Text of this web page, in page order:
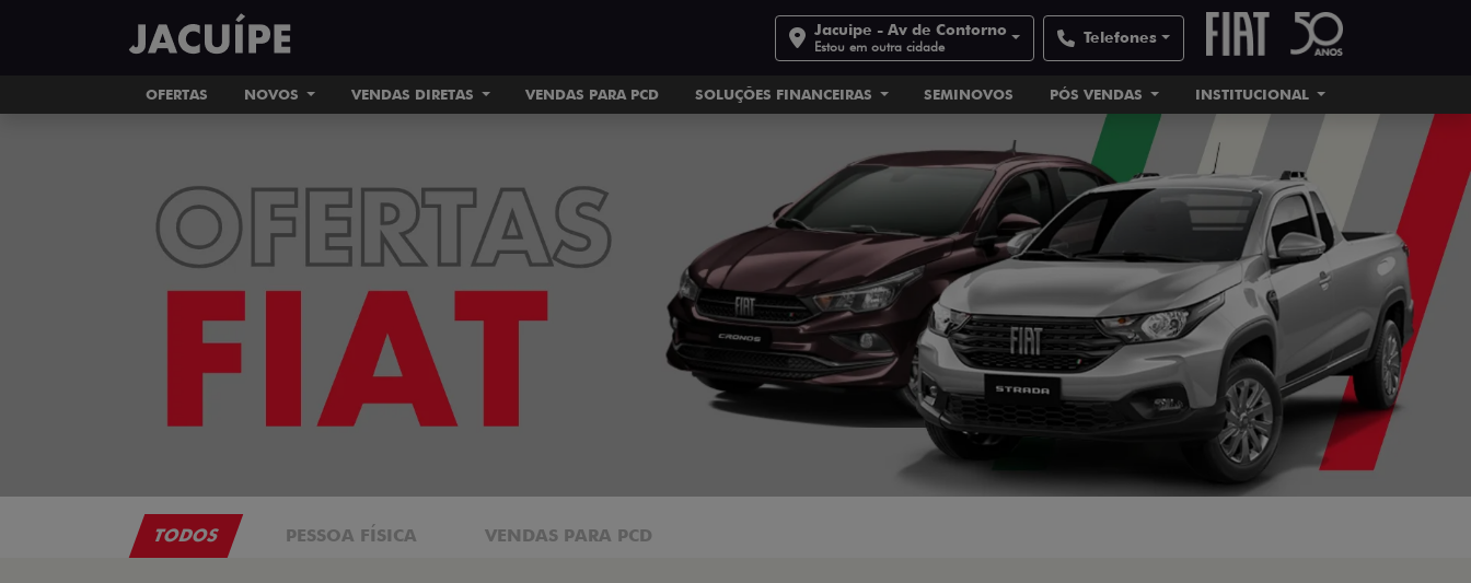
Jacuipe - Av de Contorno
Estou em outra cidade Telefones
OFERTAS NOVOS VENDAS DIRETAS VENDAS PARA PCD SOLUÇÕES FINANCEIRAS SEMINOVOS PÓS VENDAS INSTITUCIONAL
TODOS PESSOA FÍSICA VENDAS PARA PCD